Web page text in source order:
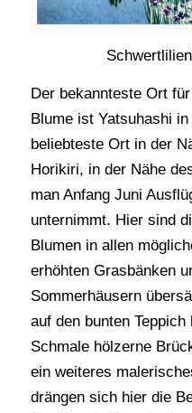
Der bekannteste Ort
Blume ist Yatsuhashi
beliebteste Ort in der
Horikiri, in der Nähe
man Anfang Juni
unternimmt. Hier sind
Blumen in allen
erhöhten Grasbänken
Sommerhäusern
auf den bunten
Schmale hölzerne
ein weiteres
drängen sich hier die